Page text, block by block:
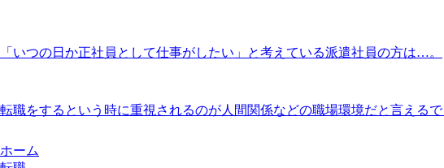
「いつの日か正社員として仕事がしたい」と考えている派遣社員の方は…。
転職をするという時に重視されるのが人間関係などの職場環境だと言える
ホーム